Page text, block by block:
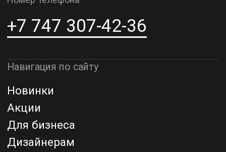
г. Астана, ул. Мангилик Ел. д.21
Благодарим за внимание к Lamper.kz.
До встречи в ваших будущих
Политика конфиденциальности